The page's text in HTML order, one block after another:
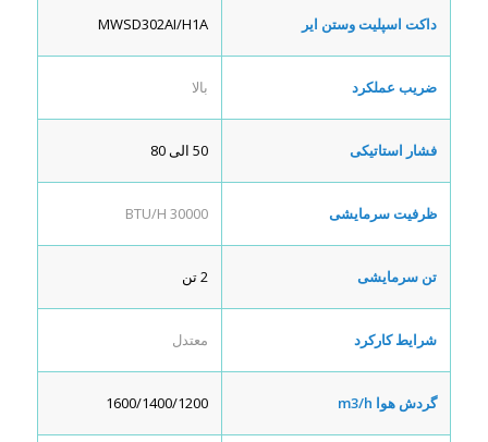
داکت اسپلیت وستن ایر MWSD302AI/H1A
ضریب عملکرد بالا
فشار استاتیکی 50 الی 80
ظرفیت سرمایشی 30000 BTU/H
تن سرمایشی 2 تن
شرایط کارکرد معتدل
گردش هوا m3/h
1600/1400/1200